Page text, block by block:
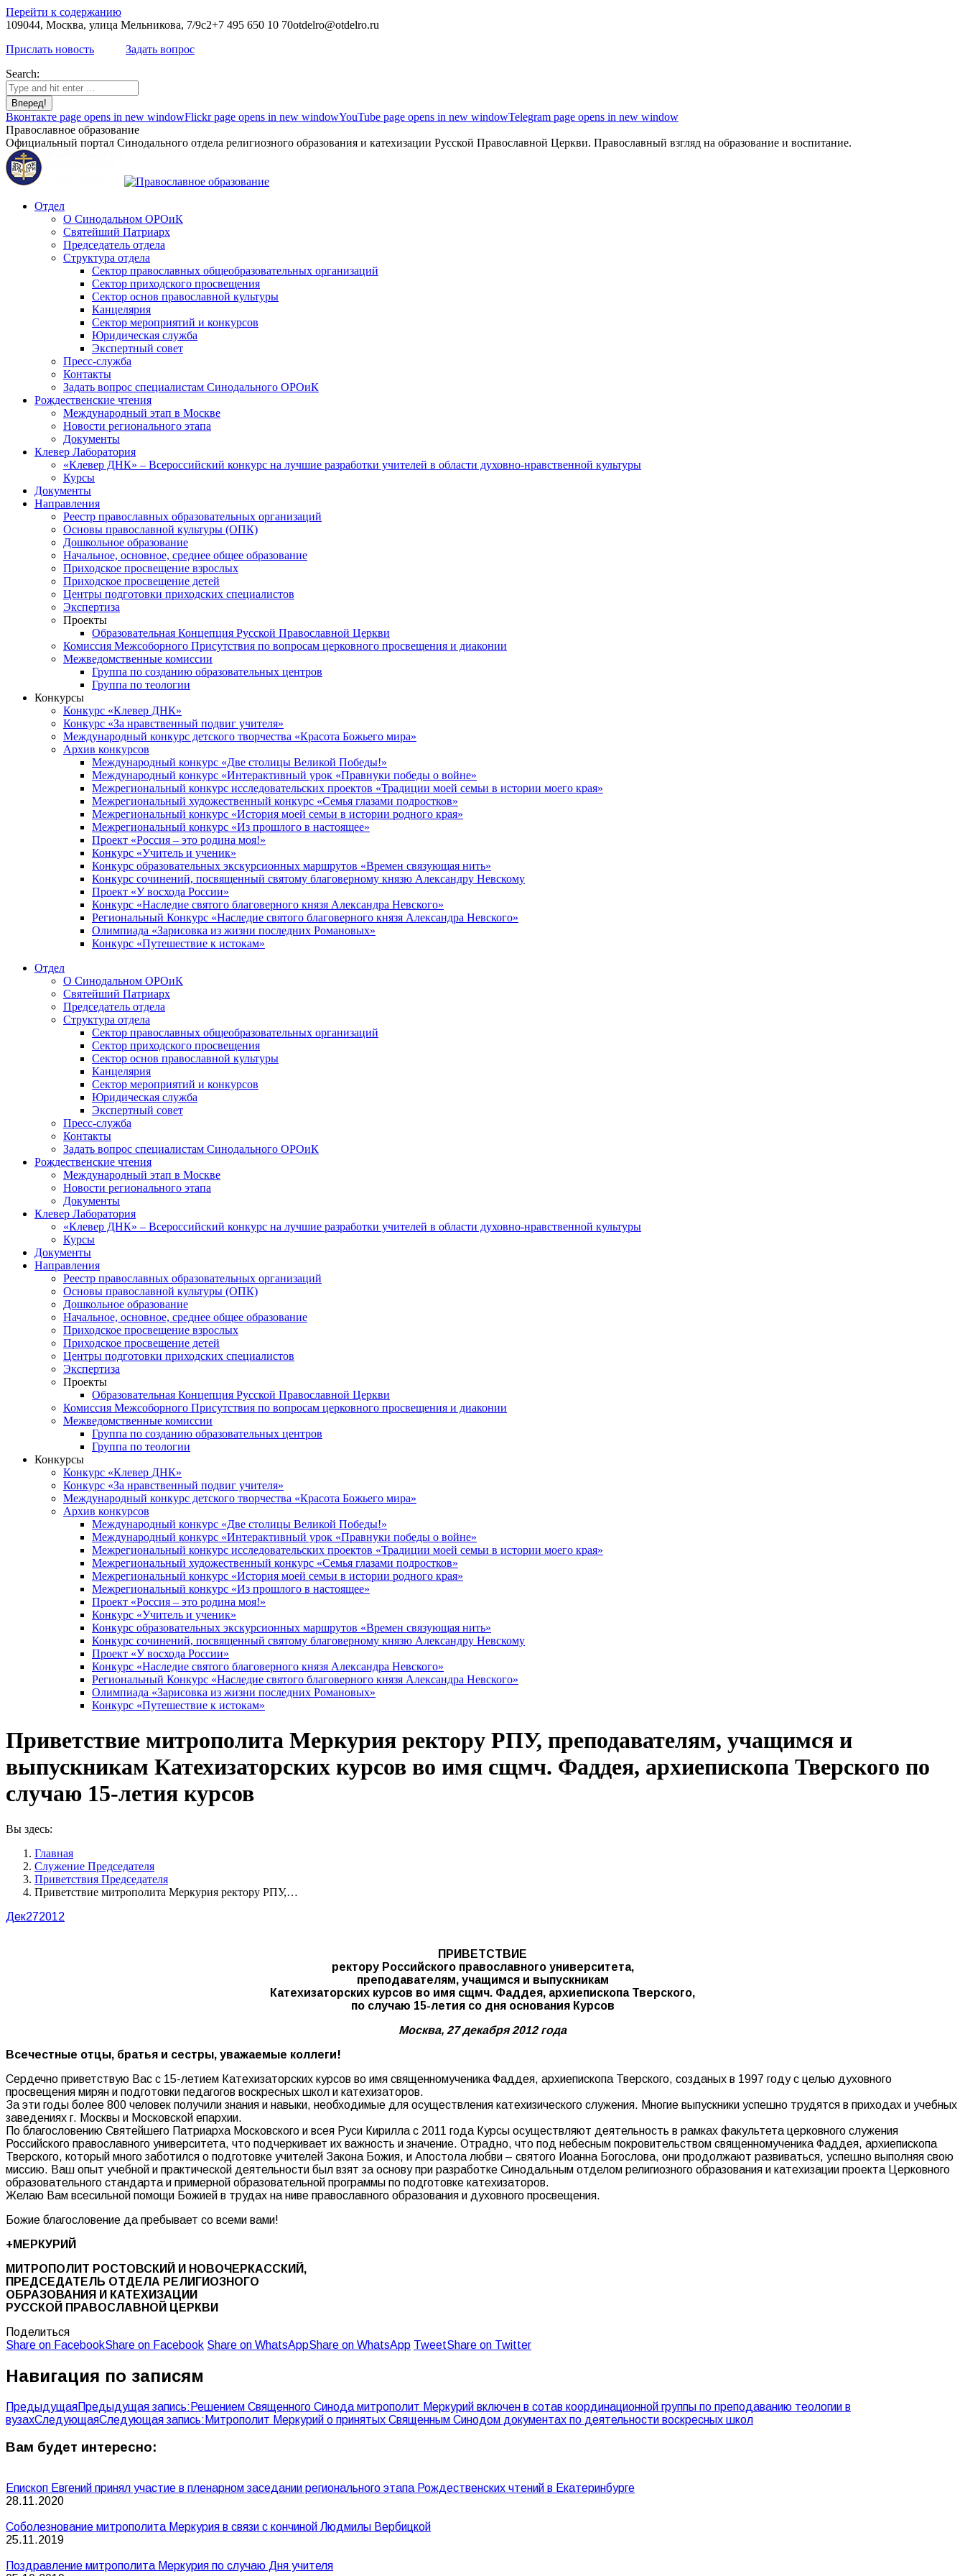
Перейти к содержанию
109044, Москва, улица Мельникова, 7/9с2+7 495 650 10 70otdelro@otdelro.ru
Прислать новость
Задать вопрос
Search:
Вконтакте page opens in new windowFlickr page opens in new windowYouTube page opens in new windowTelegram page opens in new window
Православное образование
Официальный портал Синодального отдела религиозного образования и катехизации Русской Православной Церкви. Православный взгляд на образование и воспитание.
Отдел
О Синодальном ОРОиК
Святейший Патриарх
Председатель отдела
Структура отдела
Сектор православных общеобразовательных организаций
Сектор приходского просвещения
Сектор основ православной культуры
Канцелярия
Сектор мероприятий и конкурсов
Юридическая служба
Экспертный совет
Пресс-служба
Контакты
Задать вопрос специалистам Синодального ОРОиК
Рождественские чтения
Международный этап в Москве
Новости регионального этапа
Документы
Клевер Лаборатория
«Клевер ДНК» – Всероссийский конкурс на лучшие разработки учителей в области духовно-нравственной культуры
Курсы
Документы
Направления
Реестр православных образовательных организаций
Основы православной культуры (ОПК)
Дошкольное образование
Начальное, основное, среднее общее образование
Приходское просвещение взрослых
Приходское просвещение детей
Центры подготовки приходских специалистов
Экспертиза
Проекты
Образовательная Концепция Русской Православной Церкви
Комиссия Межсоборного Присутствия по вопросам церковного просвещения и диаконии
Межведомственные комиссии
Группа по созданию образовательных центров
Группа по теологии
Конкурсы
Конкурс «Клевер ДНК»
Конкурс «За нравственный подвиг учителя»
Международный конкурс детского творчества «Красота Божьего мира»
Архив конкурсов
Международный конкурс «Две столицы Великой Победы!»
Международный конкурс «Интерактивный урок «Правнуки победы о войне»
Межрегиональный конкурс исследовательских проектов «Традиции моей семьи в истории моего края»
Межрегиональный художественный конкурс «Семья глазами подростков»
Межрегиональный конкурс «История моей семьи в истории родного края»
Межрегиональный конкурс «Из прошлого в настоящее»
Проект «Россия – это родина моя!»
Конкурс «Учитель и ученик»
Конкурс образовательных экскурсионных маршрутов «Времен связующая нить»
Конкурс сочинений, посвященный святому благоверному князю Александру Невскому
Проект «У восхода России»
Конкурс «Наследие святого благоверного князя Александра Невского»
Региональный Конкурс «Наследие святого благоверного князя Александра Невского»
Олимпиада «Зарисовка из жизни последних Романовых»
Конкурс «Путешествие к истокам»
Отдел
О Синодальном ОРОиК
Святейший Патриарх
Председатель отдела
Структура отдела
Сектор православных общеобразовательных организаций
Сектор приходского просвещения
Сектор основ православной культуры
Канцелярия
Сектор мероприятий и конкурсов
Юридическая служба
Экспертный совет
Пресс-служба
Контакты
Задать вопрос специалистам Синодального ОРОиК
Рождественские чтения
Международный этап в Москве
Новости регионального этапа
Документы
Клевер Лаборатория
«Клевер ДНК» – Всероссийский конкурс на лучшие разработки учителей в области духовно-нравственной культуры
Курсы
Документы
Направления
Реестр православных образовательных организаций
Основы православной культуры (ОПК)
Дошкольное образование
Начальное, основное, среднее общее образование
Приходское просвещение взрослых
Приходское просвещение детей
Центры подготовки приходских специалистов
Экспертиза
Проекты
Образовательная Концепция Русской Православной Церкви
Комиссия Межсоборного Присутствия по вопросам церковного просвещения и диаконии
Межведомственные комиссии
Группа по созданию образовательных центров
Группа по теологии
Конкурсы
Конкурс «Клевер ДНК»
Конкурс «За нравственный подвиг учителя»
Международный конкурс детского творчества «Красота Божьего мира»
Архив конкурсов
Международный конкурс «Две столицы Великой Победы!»
Международный конкурс «Интерактивный урок «Правнуки победы о войне»
Межрегиональный конкурс исследовательских проектов «Традиции моей семьи в истории моего края»
Межрегиональный художественный конкурс «Семья глазами подростков»
Межрегиональный конкурс «История моей семьи в истории родного края»
Межрегиональный конкурс «Из прошлого в настоящее»
Проект «Россия – это родина моя!»
Конкурс «Учитель и ученик»
Конкурс образовательных экскурсионных маршрутов «Времен связующая нить»
Конкурс сочинений, посвященный святому благоверному князю Александру Невскому
Проект «У восхода России»
Конкурс «Наследие святого благоверного князя Александра Невского»
Региональный Конкурс «Наследие святого благоверного князя Александра Невского»
Олимпиада «Зарисовка из жизни последних Романовых»
Конкурс «Путешествие к истокам»
Приветствие митрополита Меркурия ректору РПУ, преподавателям, учащимся и
выпускникам Катехизаторских курсов во имя сщмч. Фаддея, архиепископа Тверского по
случаю 15-летия курсов
Вы здесь:
Главная
Служение Председателя
Приветствия Председателя
Приветствие митрополита Меркурия ректору РПУ,…
Дек272012
ПРИВЕТСТВИЕ
ректору Российского православного университета,
преподавателям, учащимся и выпускникам
Катехизаторских курсов во имя сщмч. Фаддея, архиепископа Тверского,
по случаю 15-летия со дня основания Курсов
Москва, 27 декабря 2012 года
Всечестные отцы, братья и сестры, уважаемые коллеги!
Сердечно приветствую Вас с 15-летием Катехизаторских курсов во имя священномученика Фаддея, архиепископа Тверского, созданых в 1997 году с целью духовного
просвещения мирян и подготовки педагогов воскресных школ и катехизаторов.
За эти годы более 800 человек получили знания и навыки, необходимые для осуществления катехизического служения. Многие выпускники успешно трудятся в приходах и учебных
заведениях г. Москвы и Московской епархии.
По благословению Святейшего Патриарха Московского и всея Руси Кирилла с 2011 года Курсы осуществляют деятельность в рамках факультета церковного служения
Российского православного университета, что подчеркивает их важность и значение. Отрадно, что под небесным покровительством священномученика Фаддея, архиепископа
Тверского, который много заботился о подготовке учителей Закона Божия, и Апостола любви – святого Иоанна Богослова, они продолжают развиваться, успешно выполняя свою
миссию. Ваш опыт учебной и практической деятельности был взят за основу при разработке Синодальным отделом религиозного образования и катехизации проекта Церковного
образовательного стандарта и примерной образовательной программы по подготовке катехизаторов.
Желаю Вам всесильной помощи Божией в трудах на ниве православного образования и духовного просвещения.
Божие благословение да пребывает со всеми вами!
+МЕРКУРИЙ
МИТРОПОЛИТ РОСТОВСКИЙ И НОВОЧЕРКАССКИЙ,
ПРЕДСЕДАТЕЛЬ ОТДЕЛА РЕЛИГИОЗНОГО
ОБРАЗОВАНИЯ И КАТЕХИЗАЦИИ
РУССКОЙ ПРАВОСЛАВНОЙ ЦЕРКВИ
Поделиться
Share on FacebookShare on Facebook Share on WhatsAppShare on WhatsApp TweetShare on Twitter
Навигация по записям
ПредыдущаяПредыдущая запись: Решением Священного Синода митрополит Меркурий включен в сотав координационной группы по преподаванию теологии в
вузахСледующаяСледующая запись: Митрополит Меркурий о принятых Священным Синодом документах по деятельности воскресных школ
Вам будет интересно:
Епископ Евгений принял участие в пленарном заседании регионального этапа Рождественских чтений в Екатеринбурге
28.11.2020
Соболезнование митрополита Меркурия в связи с кончиной Людмилы Вербицкой
25.11.2019
Поздравление митрополита Меркурия по случаю Дня учителя